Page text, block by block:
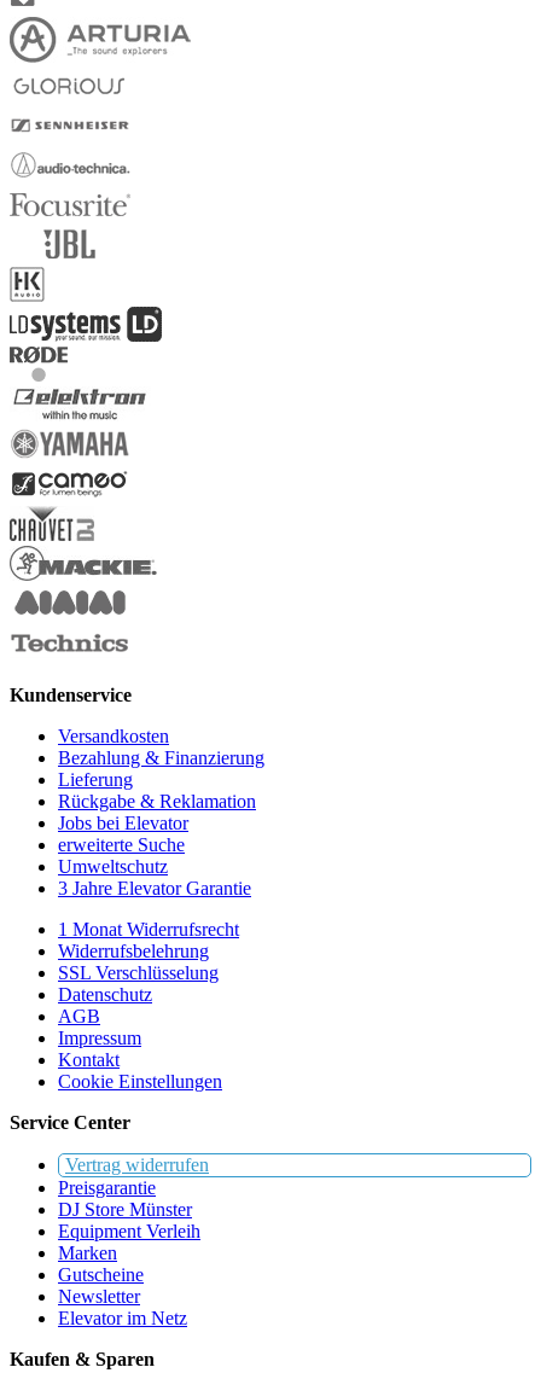
Kundenservice
Versandkosten
Bezahlung & Finanzierung
Lieferung
Rückgabe & Reklamation
Jobs bei Elevator
erweiterte Suche
Umweltschutz
3 Jahre Elevator Garantie
1 Monat Widerrufsrecht
Widerrufsbelehrung
SSL Verschlüsselung
Datenschutz
AGB
Impressum
Kontakt
Cookie Einstellungen
Service Center
Vertrag widerrufen
Preisgarantie
DJ Store Münster
Equipment Verleih
Marken
Gutscheine
Newsletter
Elevator im Netz
Kaufen & Sparen